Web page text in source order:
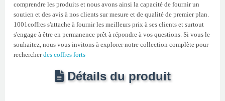
comprendre les produits et nous avons ainsi la capacité de fournir un
soutien et des avis à nos clients sur mesure et de qualité de premier plan.
1001coffres s'attache à fournir les meilleurs prix à ses clients et surtout
s'engage à être en permanence prêt à répondre à vos questions. Si vous le
souhaitez, nous vous invitons à explorer notre collection complète pour
rechercherdes coffres forts
Détails du produit